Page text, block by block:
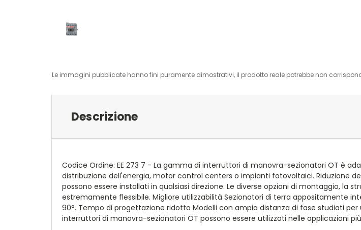
Le immagini pubblicate hanno fini puramente dimostrativi, il prodotto reale potrebbe non
Descrizione
Codice Ordine: EE 273 7 - La gamma di interruttori di manovra-sezionatori OT è
distribuzione dell'energia, motor control centers o impianti fotovoltaici. Riduzione
possono essere installati in qualsiasi direzione. Le diverse opzioni di montaggio,
estremamente flessibile. Migliore utilizzabilità Sezionatori di terra appositamente
90°. Tempo di progettazione ridotto Modelli con ampia distanza di fase studiati
interruttori di manovra-sezionatori OT possono essere utilizzati nelle applicazioni